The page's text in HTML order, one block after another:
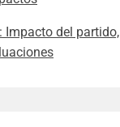
Impacto del partido,